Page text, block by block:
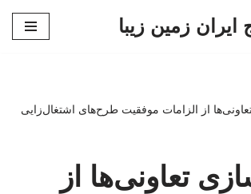
زمین زیبا
از الزامات موفقیت طرح‌های اشتغال‌زایی
تعاونی‌ها از